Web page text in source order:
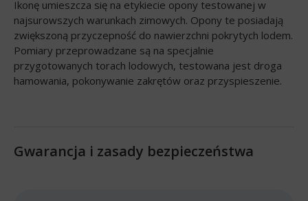
Ikonę umieszcza się na etykiecie opony testowanej w
najsurowszych warunkach zimowych. Opony te posiadają
zwiększoną przyczepność do nawierzchni pokrytych lodem.
Pomiary przeprowadzane są na specjalnie
przygotowanych torach lodowych, testowana jest droga
hamowania, pokonywanie zakrętów oraz przyspieszenie.
Gwarancja i zasady bezpieczeństwa